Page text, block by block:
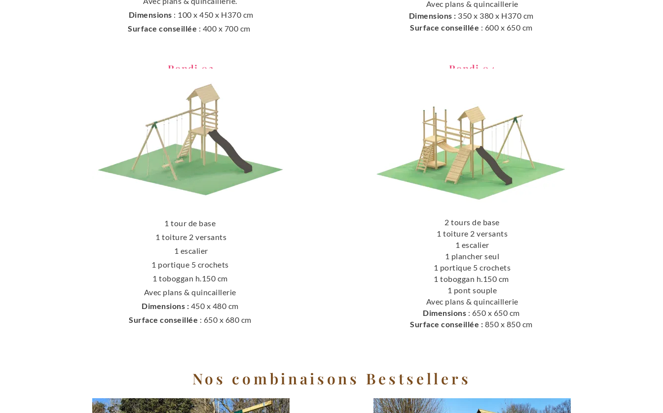
Dimensions : 100 x 450 x H370 cm
Surface conseillée : 400 x 700 cm
Avec plans & quincaillerie
Dimensions : 350 x 380 x H370 cm
Surface conseillée : 600 x 650 cm
Rondi 03
1 tour de base
1 toiture 2 versants
1 escalier
1 portique 5 crochets
1 toboggan h.150 cm
Avec plans & quincaillerie
Dimensions : 450 x 480 cm
Surface conseillée : 650 x 680 cm
Rondi 04
2 tours de base
1 toiture 2 versants
1 escalier
1 plancher seul
1 portique 5 crochets
1 toboggan h.150 cm
1 pont souple
Avec plans & quincaillerie
Dimensions : 650 x 650 cm
Surface conseillée : 850 x 850 cm
Nos combinaisons Bestsellers